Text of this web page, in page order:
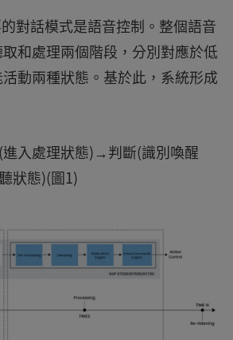
對話模式是語音控制。整個語音
和處理兩個階段，分別對應於低
動兩種狀態。基於此，系統形成
入處理狀態)→判斷(識別喚醒
狀態)(圖1)